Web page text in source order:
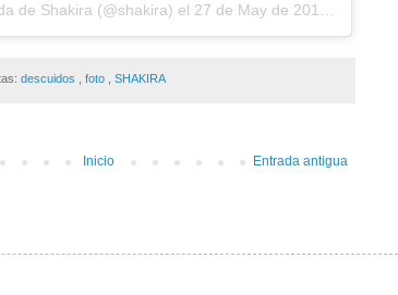
de Shakira (@shakira) el 27 de May de 2017 a la(s) 5:12 PDT
descuidos , foto , SHAKIRA
Entrada antigua
Inicio